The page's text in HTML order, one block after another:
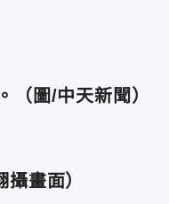
（圖/中天新聞）
畫面）